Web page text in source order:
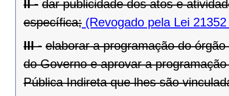
II - dar publicidade dos atos e
específica; (Revogado pela Lei
III - elaborar a programação do
do Governo e aprovar a
Pública Indireta que lhes são